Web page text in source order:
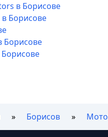
в Борисове
Борисове
Борисове
Борисов